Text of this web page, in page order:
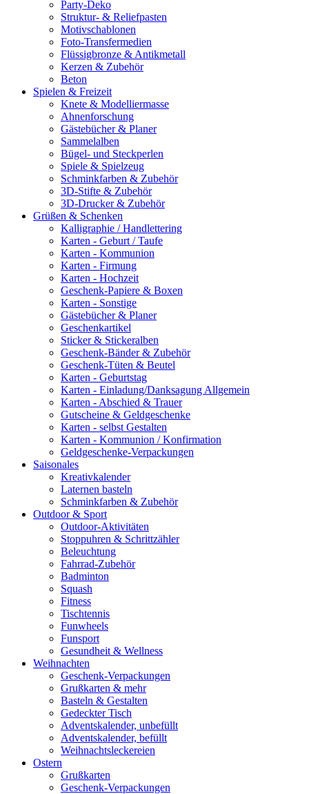
Party-Deko
Struktur- & Reliefpasten
Motivschablonen
Foto-Transfermedien
Flüssigbronze & Antikmetall
Kerzen & Zubehör
Beton
Spielen & Freizeit
Knete & Modelliermasse
Ahnenforschung
Gästebücher & Planer
Sammelalben
Bügel- und Steckperlen
Spiele & Spielzeug
Schminkfarben & Zubehör
3D-Stifte & Zubehör
3D-Drucker & Zubehör
Grüßen & Schenken
Kalligraphie / Handlettering
Karten - Geburt / Taufe
Karten - Kommunion
Karten - Firmung
Karten - Hochzeit
Geschenk-Papiere & Boxen
Karten - Sonstige
Gästebücher & Planer
Geschenkartikel
Sticker & Stickeralben
Geschenk-Bänder & Zubehör
Geschenk-Tüten & Beutel
Karten - Geburtstag
Karten - Einladung/Danksagung Allgemein
Karten - Abschied & Trauer
Gutscheine & Geldgeschenke
Karten - selbst Gestalten
Karten - Kommunion / Konfirmation
Geldgeschenke-Verpackungen
Saisonales
Kreativkalender
Laternen basteln
Schminkfarben & Zubehör
Outdoor & Sport
Outdoor-Aktivitäten
Stoppuhren & Schrittzähler
Beleuchtung
Fahrrad-Zubehör
Badminton
Squash
Fitness
Tischtennis
Funwheels
Funsport
Gesundheit & Wellness
Weihnachten
Geschenk-Verpackungen
Grußkarten & mehr
Basteln & Gestalten
Gedeckter Tisch
Adventskalender, unbefüllt
Adventskalender, befüllt
Weihnachtsleckereien
Ostern
Grußkarten
Geschenk-Verpackungen